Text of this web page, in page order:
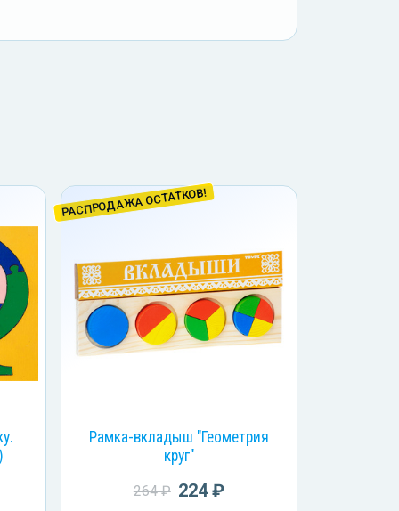
РАСПРОДАЖА ОСТАТКОВ!
Рамка-вкладыш "Геометрия
круг"
264 ₽ 224 ₽